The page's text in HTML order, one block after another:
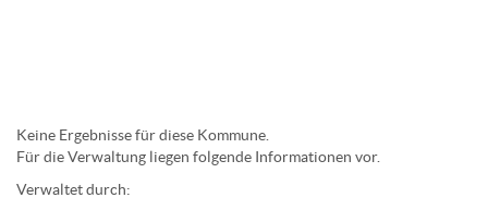
Keine Ergebnisse für diese Kommune.
Für die Verwaltung liegen folgende Informationen vor.
Verwaltet durch: